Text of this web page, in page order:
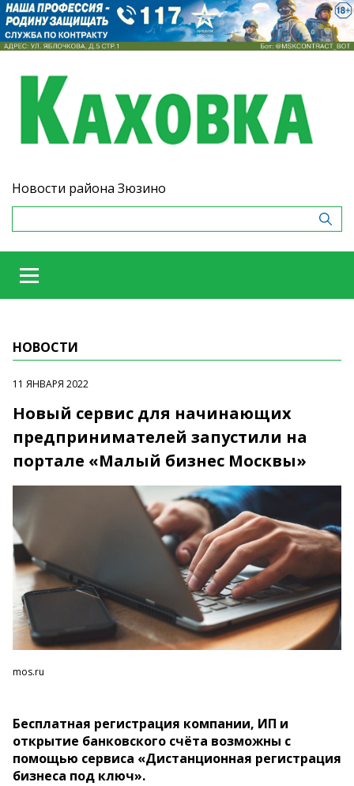
Новости района Зюзино
НОВОСТИ
11 ЯНВАРЯ 2022
Новый сервис для начинающих
предпринимателей запустили на
портале «Малый бизнес Москвы»
mos.ru
Бесплатная регистрация компании, ИП и
открытие банковского счёта возможны с
помощью сервиса «Дистанционная регистрация
бизнеса под ключ».